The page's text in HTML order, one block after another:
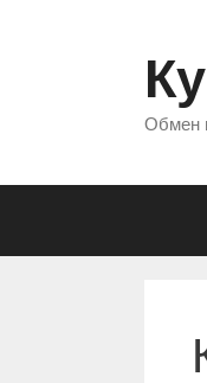
Обмен